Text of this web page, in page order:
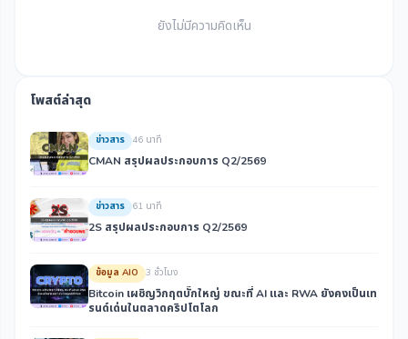
ยังไม่มีความคิดเห็น
โพสต์ล่าสุด
ข่าวสาร 46 นาที
CMAN สรุปผลประกอบการ Q2/2569
ข่าวสาร 61 นาที
2S สรุปผลประกอบการ Q2/2569
ข้อมูล AIO 3 ชั่วโมง
Bitcoin เผชิญวิกฤตบั๊กใหญ่ ขณะที่ AI และ RWA ยังคงเป็นเท
รนด์เด่นในตลาดคริปโตโลก